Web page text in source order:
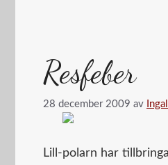
Resfeber
28 december 2009 av
Lill-polarn har